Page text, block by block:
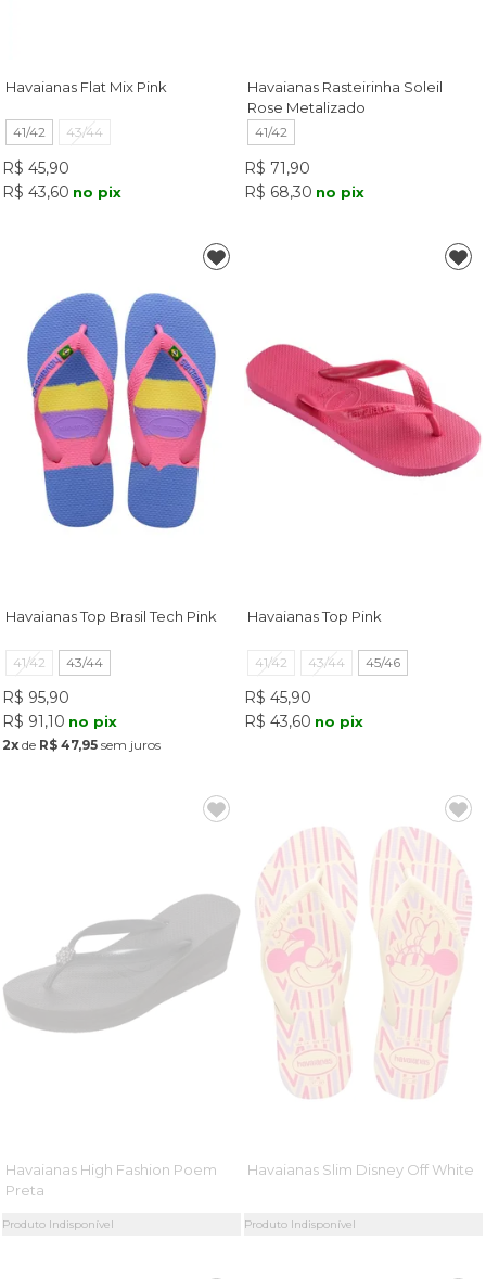
Havaianas Flat Mix Pink
41/42 43/44
R$ 45,90
R$ 43,60 no pix
Havaianas Rasteirinha Soleil
Rose Metalizado
41/42
R$ 71,90
R$ 68,30 no pix
Havaianas Top Brasil Tech Pink
41/42 43/44
R$ 95,90
R$ 91,10 no pix
2xde R$ 47,95sem juros
Havaianas Top Pink
41/42 43/44 45/46
R$ 45,90
R$ 43,60 no pix
Havaianas High Fashion Poem
Preta
Produto Indisponível
Havaianas Slim Disney Off White
Produto Indisponível